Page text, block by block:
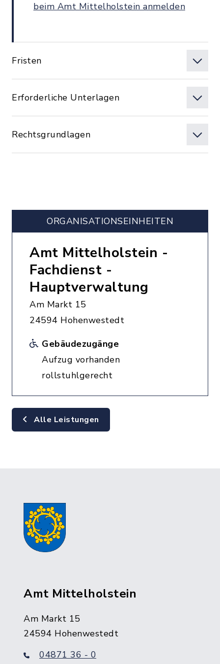
beim Amt Mittelholstein anmelden
Fristen
Erforderliche Unterlagen
Rechtsgrundlagen
ORGANISATIONS­EINHEITEN
Amt Mittelholstein -
Fachdienst -
Hauptverwaltung
Am Markt 15
24594 Hohenwestedt
Gebäudezugänge
Aufzug vorhanden
rollstuhlgerecht
Alle Leistungen
Amt Mittelholstein
Am Markt 15
24594 Hohenwestedt
04871 36 - 0